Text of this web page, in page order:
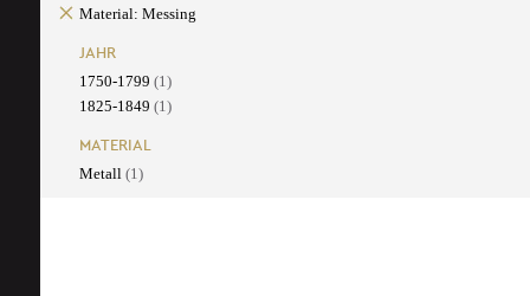
Material: Messing
JAHR
1750-1799 (1)
1825-1849 (1)
MATERIAL
Metall (1)